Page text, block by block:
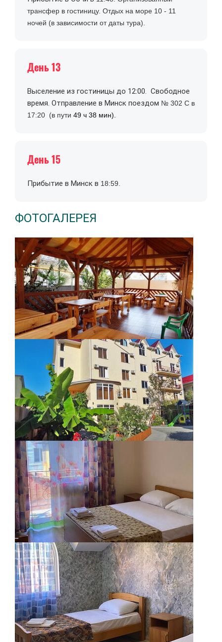
трансфер в гостиницу. Отдых на море 10 - 11
ночей (в зависимости от даты тура).
День 13
Выселение из гостиницы до 12:00. Свободное
время. Отправление в Минск поездом № 302 С в
17:20 (в пути 49 ч 38 мин).
День 15
Прибытие в Минск в 18:59.
ФОТОГАЛЕРЕЯ